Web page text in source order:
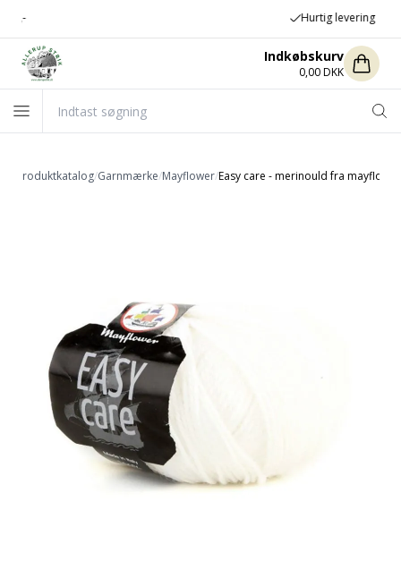
Indkøbskurv
0,00 DKK
Produktkatalog/Garnmærke/Mayflower/Easy care - merinould fra